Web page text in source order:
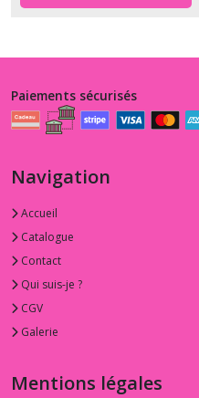
Paiements sécurisés
Navigation
Accueil
Catalogue
Contact
Qui suis-je ?
CGV
Galerie
Mentions légales